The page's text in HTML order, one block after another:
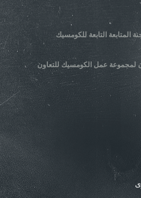
المتابعة التابعة للكومسيك
لمجموعة عمل الكومسيك للتعاون